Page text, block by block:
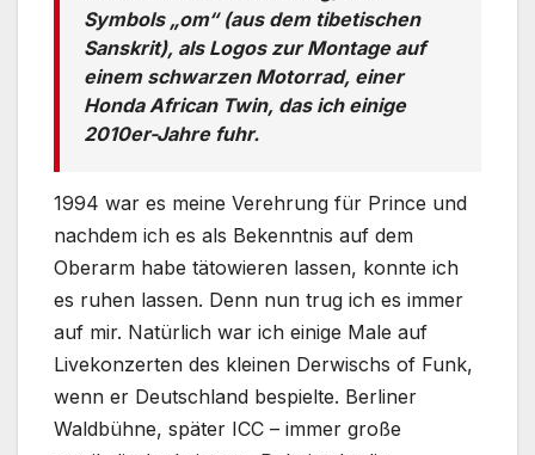
Symbols „om“ (aus dem tibetischen
Sanskrit), als Logos zur Montage auf
einem schwarzen Motorrad, einer
Honda African Twin, das ich einige
2010er-Jahre fuhr.
1994 war es meine Verehrung für Prince und
nachdem ich es als Bekenntnis auf dem
Oberarm habe tätowieren lassen, konnte ich
es ruhen lassen. Denn nun trug ich es immer
auf mir. Natürlich war ich einige Male auf
Livekonzerten des kleinen Derwischs of Funk,
wenn er Deutschland bespielte. Berliner
Waldbühne, später ICC – immer große